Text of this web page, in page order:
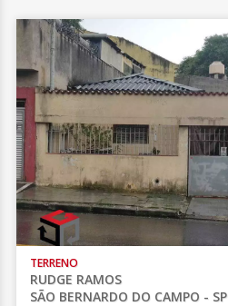
TERRENO
RUDGE RAMOS
SÃO BERNARDO DO CAMPO - SP